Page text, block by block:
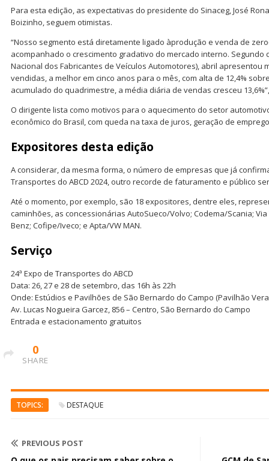
Para esta edição, as expectativas do presidente do Sinaceg, José
Boizinho, seguem otimistas.
“Nosso segmento está diretamente ligado àprodução e venda de
acompanhado o crescimento gradativo do mercado interno. Segundo
Nacional dos Fabricantes de Veículos Automotores), abril apresentou
vendidas, a melhor em cinco anos para o mês, com alta de 12,4%
acumulado do quadrimestre, a média diária de vendas cresceu
O dirigente lista como motivos para o aquecimento do setor
econômico do Brasil, com queda na taxa de juros, geração de
Expositores desta edição
A considerar, da mesma forma, o número de empresas que já
Transportes do ABCD 2024, outro recorde de faturamento e público
Até o momento, por exemplo, são 18 expositores, dentre eles,
caminhões, as concessionárias AutoSueco/Volvo; Codema/Scania;
Benz; Cofipe/Iveco; e Apta/VW MAN.
Serviço
24ª Expo de Transportes do ABCD
Data: 26, 27 e 28 de setembro, das 16h às 22h
Onde: Estúdios e Pavilhões de São Bernardo do Campo (Pavilhão
Av. Lucas Nogueira Garcez, 856 – Centro, São Bernardo do Campo
Entrada e estacionamento gratuitos
0
SHARE
TOPICS: DESTAQUE
PREVIOUS POST